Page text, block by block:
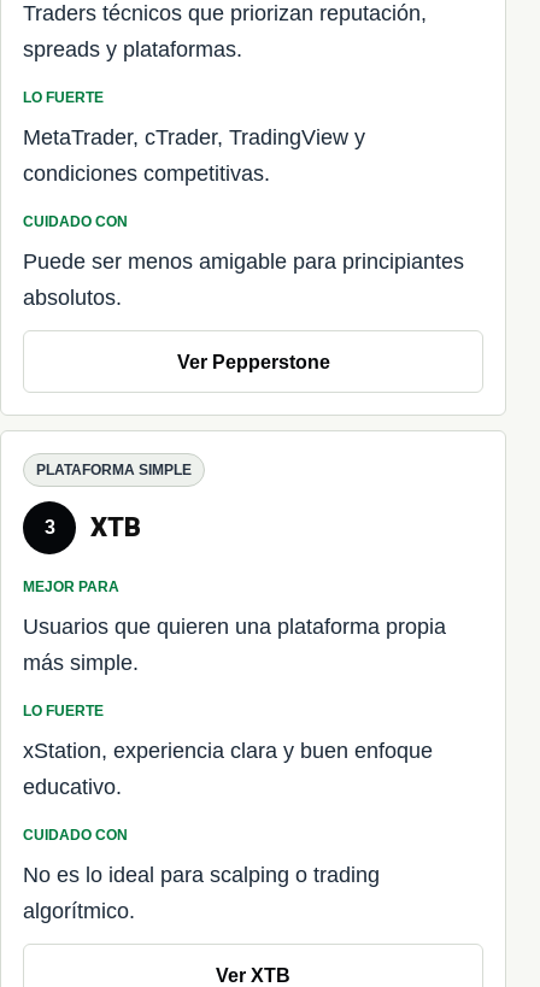
Traders técnicos que priorizan reputación,
spreads y plataformas.
LO FUERTE
MetaTrader, cTrader, TradingView y
condiciones competitivas.
CUIDADO CON
Puede ser menos amigable para principiantes
absolutos.
Ver Pepperstone
PLATAFORMA SIMPLE
3 XTB
MEJOR PARA
Usuarios que quieren una plataforma propia
más simple.
LO FUERTE
xStation, experiencia clara y buen enfoque
educativo.
CUIDADO CON
No es lo ideal para scalping o trading
algorítmico.
Ver XTB